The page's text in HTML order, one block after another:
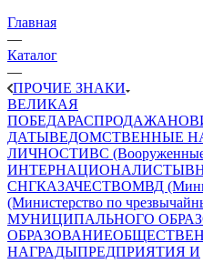
Главная
—
Каталог
—
ПРОЧИЕ ЗНАКИ
ВЕЛИКАЯ
ПОБЕДАРАСПРОДАЖА
ДАТЫВЕДОМСТВЕННЫЕ
ЛИЧНОСТИВС
ИНТЕРНАЦИОНАЛИСТЫ
СНГКАЗАЧЕСТВОМВД
(Министерство по
МУНИЦИПАЛЬНОГО
ОБРАЗОВАНИЕ
НАГРАДЫПРЕДПРИЯТИЯ И